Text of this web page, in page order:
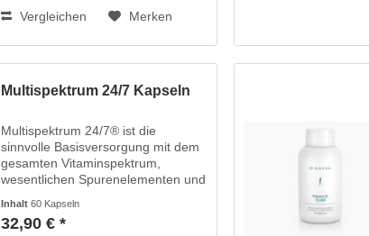
Vergleichen Merken
Multispektrum 24/7 Kapseln
Multispektrum 24/7® ist die
sinnvolle Basisversorgung mit dem
gesamten Vitaminspektrum,
wesentlichen Spurenelementen und
umfassende Nährstoffversorgung
mit 27 Vitalstoffen ist ideal zur
Inhalt60 Kapseln
32,90 € *